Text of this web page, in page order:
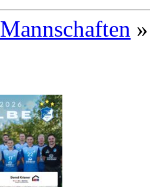
Mannschaften »